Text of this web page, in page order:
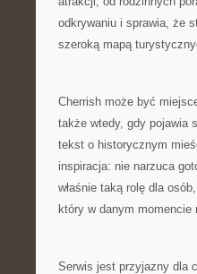
odkrywaniu i sprawia, że
szeroką mapą
Cherrish może być
także wtedy, gdy pojawia
tekst o historycznym
inspiracja: nie narzuca
właśnie taką rolę dla
który w danym momencie
Serwis jest przyjazny dla